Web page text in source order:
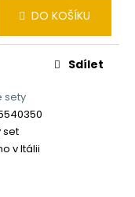
DO KOŠÍKU
sety
set
v Itálii
Sdílet